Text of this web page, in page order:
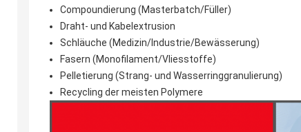
Compoundierung (Masterbatch/Füller)
Draht- und Kabelextrusion
Schläuche (Medizin/Industrie/Bewässerung)
Fasern (Monofilament/Vliesstoffe)
Pelletierung (Strang- und Wasserringgranulierung)
Recycling der meisten Polymere